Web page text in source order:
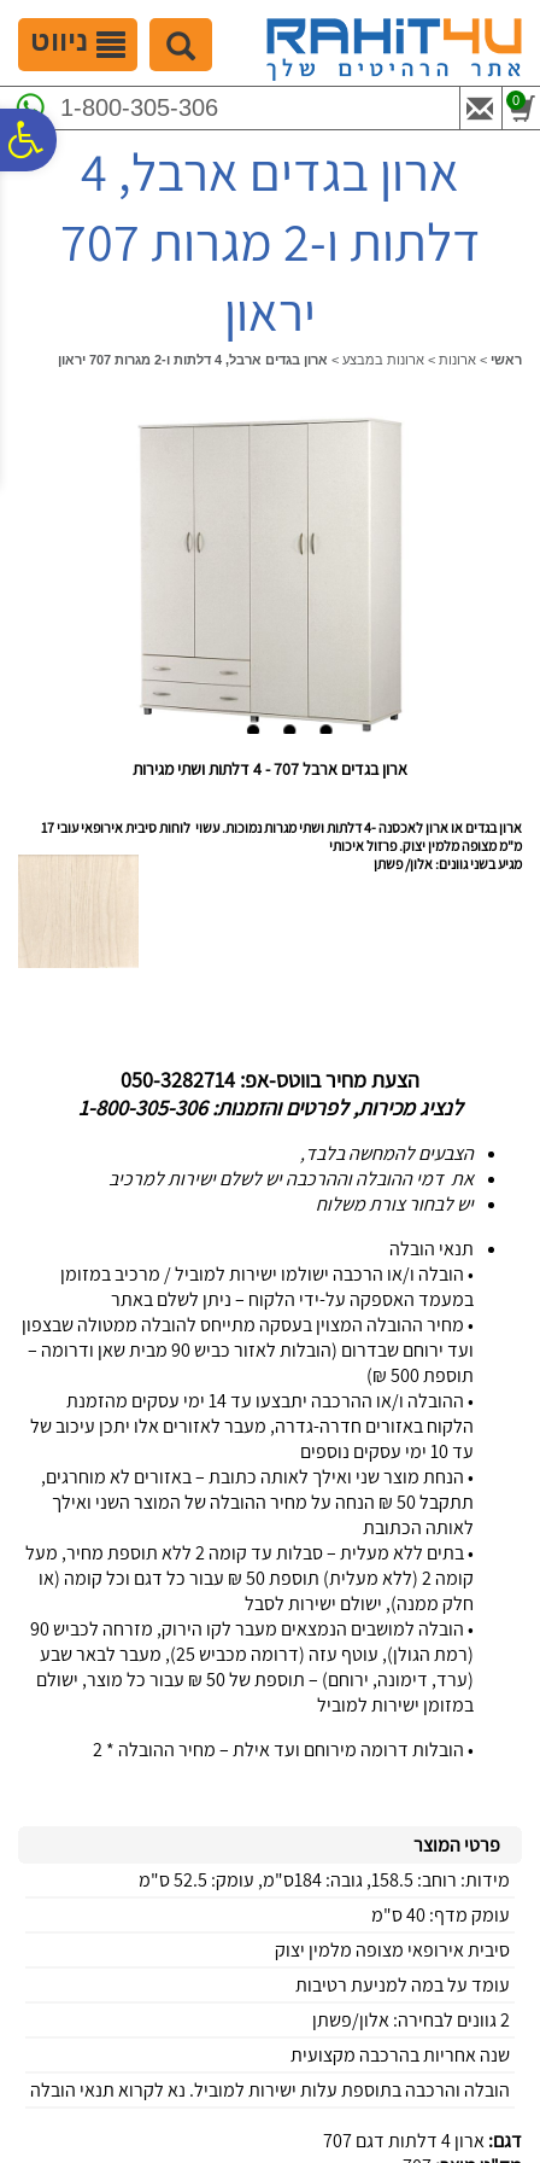
נגישות
המרכזי
ניווט
1-800-305-306 0
ארון בגדים ארבל, 4
דלתות ו-2 מגרות 707
יראון
ראשי > ארונות > ארונות במבצע > ארון בגדים ארבל, 4 דלתות ו-2 מגרות 707 יראון
ארון בגדים ארבל 707 - 4 דלתות ושתי מגירות
ארון בגדים או ארון לאכסנה -4 דלתות ושתי מגרות נמוכות. עשוי לוחות סיבית אירופאי עובי 17
מ"מ מצופה מלמין יצוק. פרזול איכותי
מגיע בשני גוונים: אלון/ פשתן
הצעת מחיר בווטס-אפ: 050-3282714
לנציג מכירות, לפרטים והזמנות: 1-800-305-306
הצבעים להמחשה בלבד,
את דמי ההובלה וההרכבה יש לשלם ישירות למרכיב
יש לבחור צורת משלוח
תנאי הובלה
• הובלה ו/או הרכבה ישולמו ישירות למוביל / מרכיב במזומן
במעמד האספקה על-ידי הלקוח – ניתן לשלם באתר
• מחיר ההובלה המצוין בעסקה מתייחס להובלה ממטולה שבצפון
ועד ירוחם שבדרום (הובלות לאזור כביש 90 מבית שאן ודרומה –
תוספת 500 ₪)
• ההובלה ו/או ההרכבה יתבצעו עד 14 ימי עסקים מהזמנת
הלקוח באזורים חדרה-גדרה, מעבר לאזורים אלו יתכן עיכוב של
עד 10 ימי עסקים נוספים
• הנחת מוצר שני ואילך לאותה כתובת – באזורים לא מוחרגים,
תתקבל 50 ₪ הנחה על מחיר ההובלה של המוצר השני ואילך
לאותה הכתובת
• בתים ללא מעלית – סבלות עד קומה 2 ללא תוספת מחיר, מעל
קומה 2 (ללא מעלית) תוספת 50 ₪ עבור כל דגם וכל קומה (או
חלק ממנה), ישולם ישירות לסבל
• הובלה למושבים הנמצאים מעבר לקו הירוק, מזרחה לכביש 90
(רמת הגולן), עוטף עזה (דרומה מכביש 25), מעבר לבאר שבע
(ערד, דימונה, ירוחם) – תוספת של 50 ₪ עבור כל מוצר, ישולם
במזומן ישירות למוביל
• הובלות דרומה מירוחם ועד אילת – מחיר ההובלה * 2
פרטי המוצר
מידות: רוחב: 158.5, גובה: 184ס"מ, עומק: 52.5 ס"מ
עומק מדף: 40 ס"מ
סיבית אירופאי מצופה מלמין יצוק
עומד על במה למניעת רטיבות
2 גוונים לבחירה: אלון/פשתן
שנה אחריות בהרכבה מקצועית
הובלה והרכבה בתוספת עלות ישירות למוביל. נא לקרוא תנאי הובלה
דגם:ארון 4 דלתות דגם 707